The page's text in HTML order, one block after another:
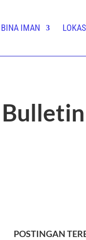
BINA IMAN
POSTINGAN